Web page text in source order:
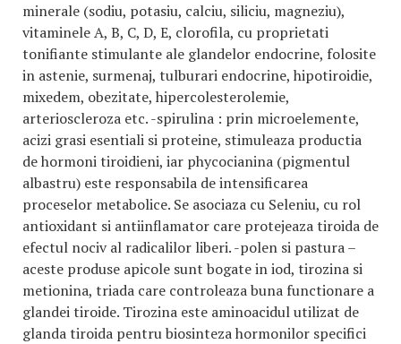
minerale (sodiu, potasiu, calciu, siliciu, magneziu),
vitaminele A, B, C, D, E, clorofila, cu proprietati
tonifiante stimulante ale glandelor endocrine, folosite
in astenie, surmenaj, tulburari endocrine, hipotiroidie,
mixedem, obezitate, hipercolesterolemie,
arterioscleroza etc. -spirulina : prin microelemente,
acizi grasi esentiali si proteine, stimuleaza productia
de hormoni tiroidieni, iar phycocianina (pigmentul
albastru) este responsabila de intensificarea
proceselor metabolice. Se asociaza cu Seleniu, cu rol
antioxidant si antiinflamator care protejeaza tiroida de
efectul nociv al radicalilor liberi. -polen si pastura –
aceste produse apicole sunt bogate in iod, tirozina si
metionina, triada care controleaza buna functionare a
glandei tiroide. Tirozina este aminoacidul utilizat de
glanda tiroida pentru biosinteza hormonilor specifici